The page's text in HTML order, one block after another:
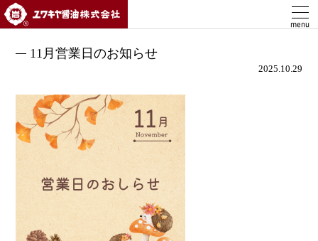
menu
11月営業日のお知らせ
2025.10.29